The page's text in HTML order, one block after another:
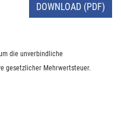
DOWNLOAD (PDF)
die unverbindliche
gesetzlicher Mehrwertsteuer.